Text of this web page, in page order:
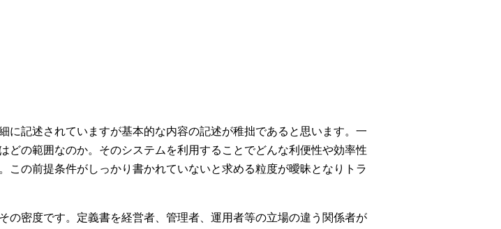
記述されていますが基本的な内容の記述が稚拙であると思います。一
の範囲なのか。そのシステムを利用することでどんな利便性や効率性
この前提条件がしっかり書かれていないと求める粒度が曖昧となりトラ
の密度です。定義書を経営者、管理者、運用者等の立場の違う関係者が